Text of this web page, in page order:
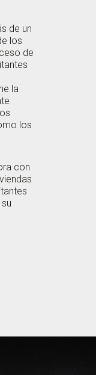
de un
los
de
la
los
con